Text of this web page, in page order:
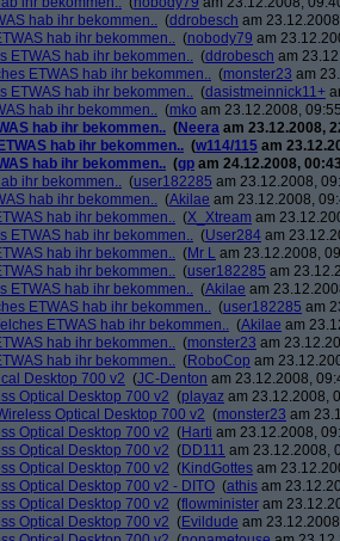
hab ihr bekommen.. (ddrobesch am
hab ihr bekommen.. (nobody79 am
ETWAS hab ihr bekommen.. (ddrobesch am
ETWAS hab ihr bekommen.. (monster23 am
ETWAS hab ihr bekommen.. (dasistmeinnick11+
hab ihr bekommen.. (mko am 23.12.2008,
hab ihr bekommen.. (Neera am 23.12.2008,
hab ihr bekommen.. (w114/115 am
hab ihr bekommen.. (gp am 24.12.2008,
ihr bekommen.. (user182285 am 23.12.2008,
hab ihr bekommen.. (Akilae am 23.12.2008,
hab ihr bekommen.. (X_Xtream am
ETWAS hab ihr bekommen.. (User284 am
hab ihr bekommen.. (Mr L am 23.12.2008,
hab ihr bekommen.. (user182285 am
ETWAS hab ihr bekommen.. (Akilae am
ETWAS hab ihr bekommen.. (user182285 am
ETWAS hab ihr bekommen.. (Akilae am
hab ihr bekommen.. (monster23 am
hab ihr bekommen.. (RoboCop am
Desktop 700 v2 (JC-Denton am 23.12.2008,
Optical Desktop 700 v2 (playaz am 23.12.2008,
Optical Desktop 700 v2 (monster23 am
Optical Desktop 700 v2 (Harti am 23.12.2008,
Optical Desktop 700 v2 (DD111 am 23.12.2008,
Optical Desktop 700 v2 (KindGottes am
Optical Desktop 700 v2 - DITO (athis am
Optical Desktop 700 v2 (flowminister am
Optical Desktop 700 v2 (Evildude am